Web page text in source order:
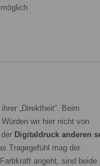
„Direktheit“. Beim
wir hier nicht von
Digitaldruck anderen
Tragegefühl mag der
angeht, sind beide